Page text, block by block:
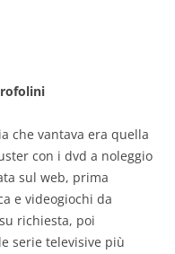
che vantava era quella
con i dvd a noleggio
sul web, prima
e videogiochi da
richiesta, poi
serie televisive più